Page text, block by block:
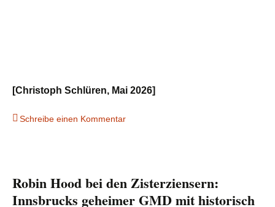
[Christoph Schlüren, Mai 2026]
Schreibe einen Kommentar
Robin Hood bei den Zisterziensern:
Innsbrucks geheimer GMD mit historisch